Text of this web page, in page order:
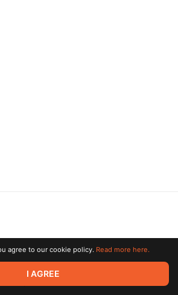
Limited. All rights reserved. All trademarks
respective owners.
agree to our cookie policy. Read more here.
I AGREE